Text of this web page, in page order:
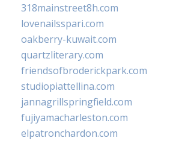
318mainstreet8h.com
lovenailsspari.com
oakberry-kuwait.com
quartzliterary.com
friendsofbroderickpark.com
studiopiattellina.com
jannagrillspringfield.com
fujiyamacharleston.com
elpatronchardon.com